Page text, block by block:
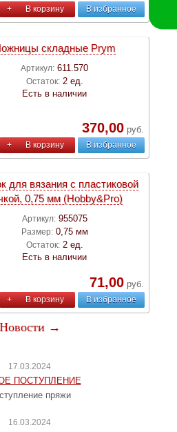
+ В корзину В избранное
складные Prym
Артикул: 611.570
Остаток: 2 ед.
Есть в наличии
370,00руб.
+ В корзину В избранное
для вязания с пластиковой
0,75 мм (Hobby&Pro)
Артикул: 955075
Размер: 0,75 мм
Остаток: 2 ед.
Есть в наличии
71,00руб.
+ В корзину В избранное
Новости →
17.03.2024
ПОСТУПЛЕНИЕ
пряжи
16.03.2024